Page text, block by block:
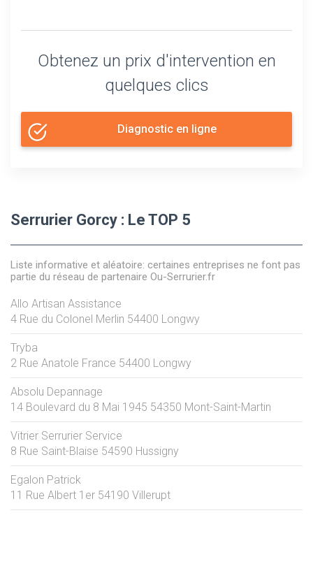
Obtenez un prix d'intervention en
quelques clics
Diagnostic en ligne
Serrurier Gorcy : Le TOP 5
Liste informative et aléatoire: certaines entreprises ne font pas
partie du réseau de partenaire Ou-Serrurier.fr
Allo Artisan Assistance
4 Rue du Colonel Merlin 54400 Longwy
Tryba
2 Rue Anatole France 54400 Longwy
Absolu Depannage
14 Boulevard du 8 Mai 1945 54350 Mont-Saint-Martin
Vitrier Serrurier Service
8 Rue Saint-Blaise 54590 Hussigny
Egalon Patrick
11 Rue Albert 1er 54190 Villerupt